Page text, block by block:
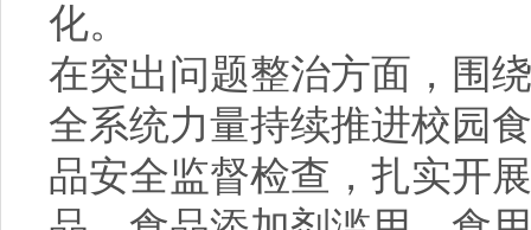
化。
在突出问题整治方面，围
全系统力量持续推进校园
品安全监督检查，扎实开